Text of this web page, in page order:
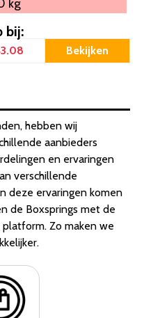
kg
bij:
Bekijken
hebben wij
aanbieders
en ervaringen
verschillende
deze ervaringen komen
de Boxsprings met de
Zo maken we